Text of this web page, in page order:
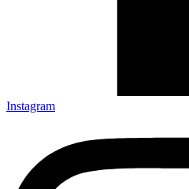
Instagram